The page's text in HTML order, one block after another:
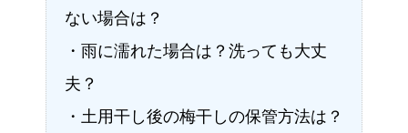
ない場合は？
・雨に濡れた場合は？洗っても大丈
夫？
・土用干し後の梅干しの保管方法は？